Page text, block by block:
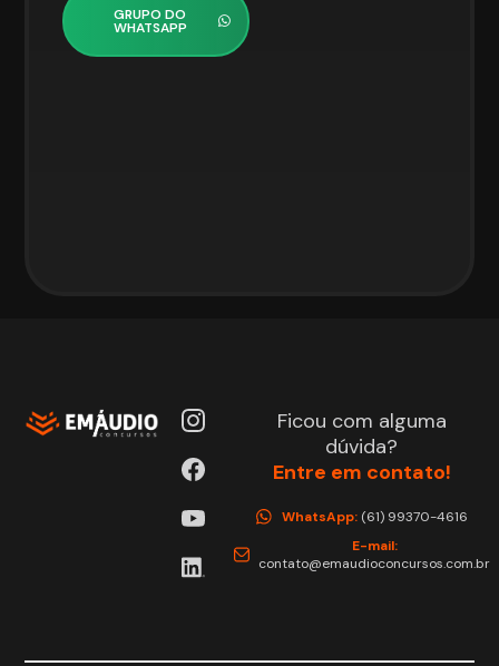
GRUPO DO
WHATSAPP
Ficou com alguma
dúvida?
Entre em contato!
WhatsApp: (61) 99370-4616
E-mail:
contato@emaudioconcursos.com.br